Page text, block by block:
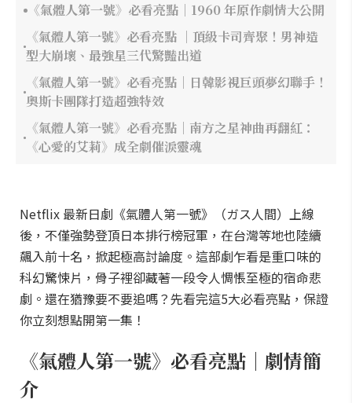
《氣體人第一號》必看亮點｜1960 年原作劇情大公開
《氣體人第一號》必看亮點 ｜頂級卡司齊聚！男神造
型大崩壞、最強星三代驚豔出道
《氣體人第一號》必看亮點｜日韓影視巨頭夢幻聯手！
奧斯卡團隊打造超強特效
《氣體人第一號》必看亮點｜南方之星神曲再翻紅：
《心愛的艾莉》成全劇催淚靈魂
Netflix 最新日劇《氣體人第一號》（ガス人間）上線
後，不僅強勢登頂日本排行榜冠軍，在台灣等地也陸續
飆入前十名，掀起極高討論度。這部劇乍看是重口味的
科幻驚悚片，骨子裡卻藏著一段令人惆悵至極的宿命悲
劇。還在猶豫要不要追嗎？先看完這5大必看亮點，保證
你立刻想點開第一集！
《氣體人第一號》必看亮點｜劇情簡
介